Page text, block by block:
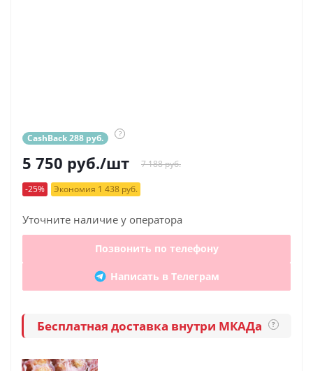
CashBack 288 руб. ?
5 750 руб./шт 7 188 руб.
-25% Экономия 1 438 руб.
Уточните наличие у оператора
Позвонить по телефону
Написать в Телеграм
Бесплатная доставка внутри МКАДа ?